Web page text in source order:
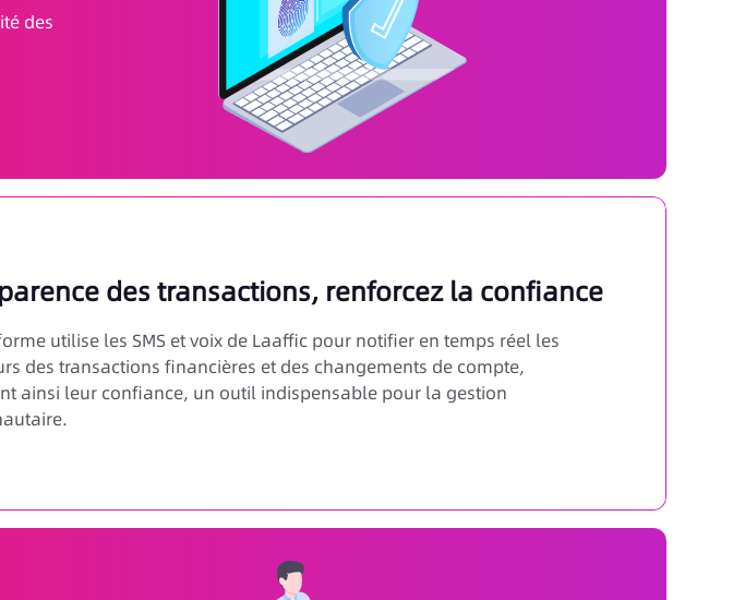
des
des transactions, renforcez la confiance
utilise les SMS et voix de Laaffic pour notifier en temps réel les
des transactions financières et des changements de compte,
ainsi leur confiance, un outil indispensable pour la gestion